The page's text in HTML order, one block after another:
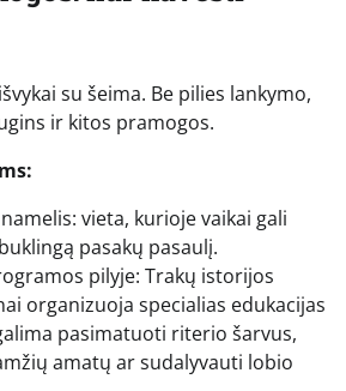
su šeima. Be pilies lankymo,
ir kitos pramogos.
vieta, kurioje vaikai gali
pasakų pasaulį.
pilyje: Trakų istorijos
organizuoja specialias edukacijas
pasimatuoti riterio šarvus,
amatų ar sudalyvauti lobio